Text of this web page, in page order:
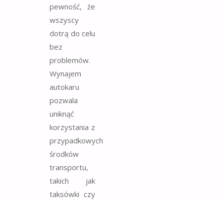
pewność, że
wszyscy
dotrą do celu
bez
problemów.
Wynajem
autokaru
pozwala
uniknąć
korzystania z
przypadkowych
środków
transportu,
takich jak
taksówki czy